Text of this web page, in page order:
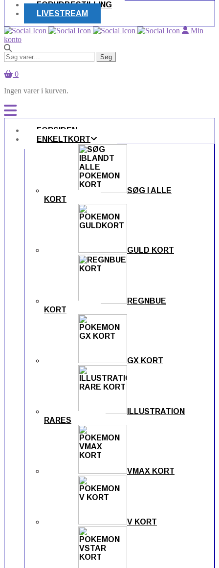
FORUDBESTILLING
LIVESTREAM
Min
konto
Søg
efter:
Søg
0
Ingen varer i kurven.
FORSIDEN
ENKELTKORT
SØG I ALLE
KORT
GULD KORT
REGNBUE
KORT
GX KORT
ILLUSTRATION
RARES
VMAX KORT
V KORT